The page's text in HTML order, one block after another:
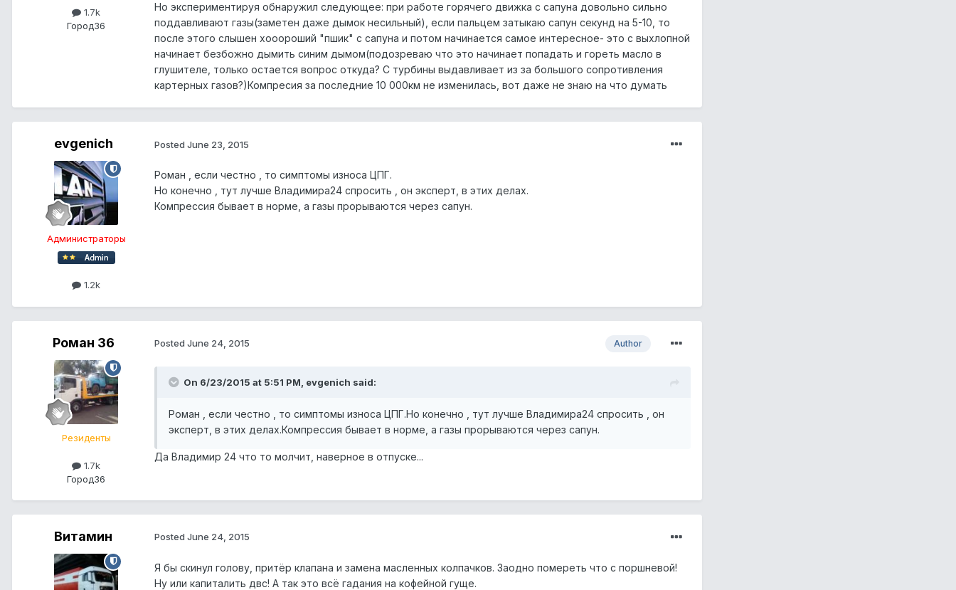
1.7k
Город36
Но экспериментируя обнаружил следующее: при работе горячего движка с сапуна довольно сильно
поддавливают газы(заметен даже дымок несильный), если пальцем затыкаю сапун секунд на 5-10, то
после этого слышен хооороший "пшик" с сапуна и потом начинается самое интересное- это с выхлопной
начинает безбожно дымить синим дымом(подозреваю что это начинает попадать и гореть масло в
глушителе, только остается вопрос откуда? С турбины выдавливает из за большого сопротивления
картерных газов?)Компресия за последние 10 000км не изменилась, вот даже не знаю на что думать
evgenich
Администраторы
1.2k
Posted June 23, 2015
Роман , если честно , то симптомы износа ЦПГ.
Но конечно , тут лучше Владимира24 спросить , он эксперт, в этих делах.
Компрессия бывает в норме, а газы прорываются через сапун.
Роман 36
Резиденты
1.7k
Город36
Author
Posted June 24, 2015
On 6/23/2015 at 5:51 PM, evgenich said:
Роман , если честно , то симптомы износа ЦПГ.Но конечно , тут лучше Владимира24 спросить , он
эксперт, в этих делах.Компрессия бывает в норме, а газы прорываются через сапун.
Да Владимир 24 что то молчит, наверное в отпуске...
Витамин Posted June 24, 2015
Я бы скинул голову, притёр клапана и замена масленных колпачков. Заодно помереть что с поршневой!
Ну или капиталить двс! А так это всё гадания на кофейной гуще.